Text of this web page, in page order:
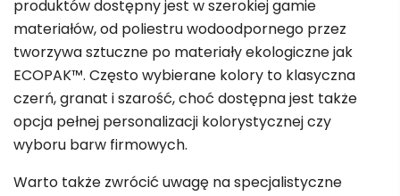
produktów dostępny jest w szerokiej gamie
materiałów, od poliestru wodoodpornego przez
tworzywa sztuczne po materiały ekologiczne jak
ECOPAK™. Często wybierane kolory to klasyczna
czerń, granat i szarość, choć dostępna jest także
opcja pełnej personalizacji kolorystycznej czy
wyboru barw firmowych.
Warto także zwrócić uwagę na specjalistyczne